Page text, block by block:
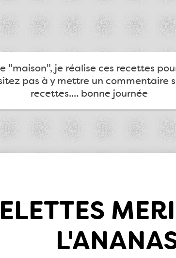
"maison", je réalise ces recettes
pas à y mettre un commentaire
recettes.... bonne journée